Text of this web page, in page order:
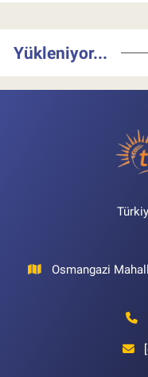
Yükleniyor...
Osmangazi